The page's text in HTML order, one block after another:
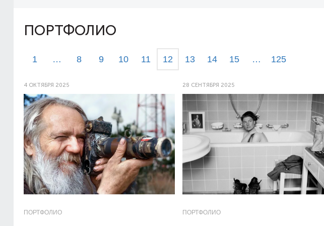
ПОРТФОЛИО
1 … 8 9 10 11 12 13 14 15 … 125
4 ОКТЯБРЯ 2025
ПОРТФОЛИО
28 СЕНТЯБРЯ 2025
ПОРТФОЛИО